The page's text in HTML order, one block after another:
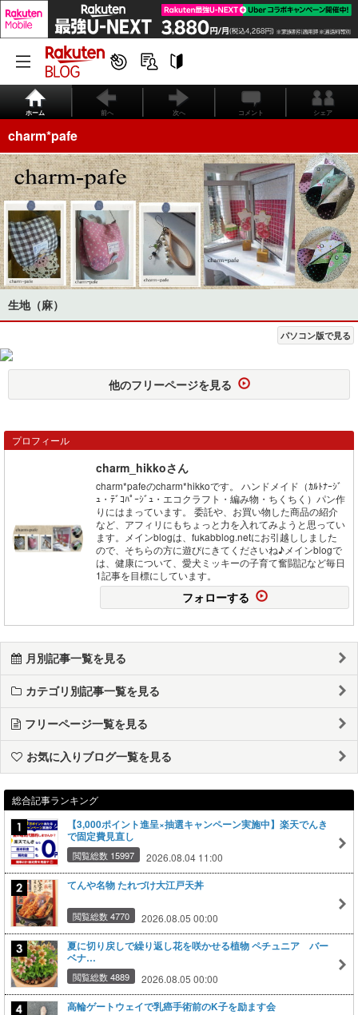
ホーム 前へ 次へ コメント シェア
charm*pafe
生地（麻）
パソコン版で見る
他のフリーページを見る
プロフィール
charm_hikkoさん
charm*pafeのcharm*hikkoです。 ハンドメイド（ｶﾙﾄﾅｰｼﾞ
ｭ・ﾃﾞｺﾊﾟｰｼﾞｭ・エコクラフト・編み物・ちくちく）パン作
りにはまっています。 委託や、お買い物した商品の紹介
など、アフィリにもちょっと力を入れてみようと思ってい
ます。メインblogは、fukabblog.netにお引越ししました
ので、そちらの方に遊びにきてくださいね♪メインblogで
は、健康について、愛犬ミッキーの子育て奮闘記など毎日
1記事を目標にしています。
フォローする
月別記事一覧を見る
カテゴリ別記事一覧を見る
フリーページ一覧を見る
お気に入りブログ一覧を見る
総合記事ランキング
【3,000ポイント進呈×抽選キャンペーン実施中】楽天でんき
で固定費見直し
閲覧総数 15997 2026.08.04 11:00
てんや名物 たれづけ大江戸天丼
閲覧総数 4770 2026.08.05 00:00
夏に切り戻しで繰り返し花を咲かせる植物 ペチュニア バー
ベナ…
閲覧総数 4889 2026.08.05 00:00
高輪ゲートウェイで乳癌手術前のK子を励ます会